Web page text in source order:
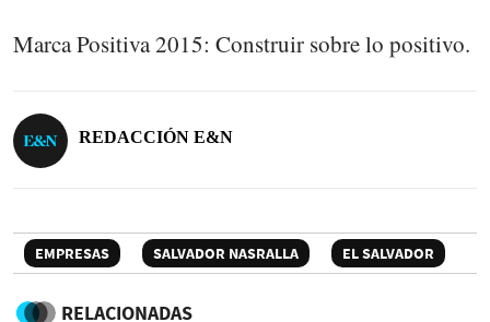
Marca Positiva 2015: Construir sobre lo positivo.
REDACCIÓN E&N
EMPRESAS SALVADOR NASRALLA EL SALVADOR
RELACIONADAS